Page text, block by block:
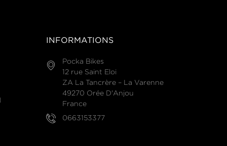
INFORMATIONS
Pocka Bikes
12 rue Saint Eloi
ZA La Tancrère – La Varenne
49270 Orée D'Anjou
France
0663153377